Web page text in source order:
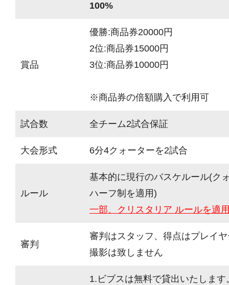
100%
賞品
優勝:商品券20000円
2位:商品券15000円
3位:商品券10000円
※商品券の倍額購入で利用可
試合数 全チーム2試合保証
大会形式 6分4クォーターを2試合
ルール
基本的に現行のバスケルール(ク
ハーフ制を適用)
一部、クリスタリア ルールを適
審判
審判はスタッフ、得点はプレイ
撮影は致しません
1.ビブスは無料で貸出いたします